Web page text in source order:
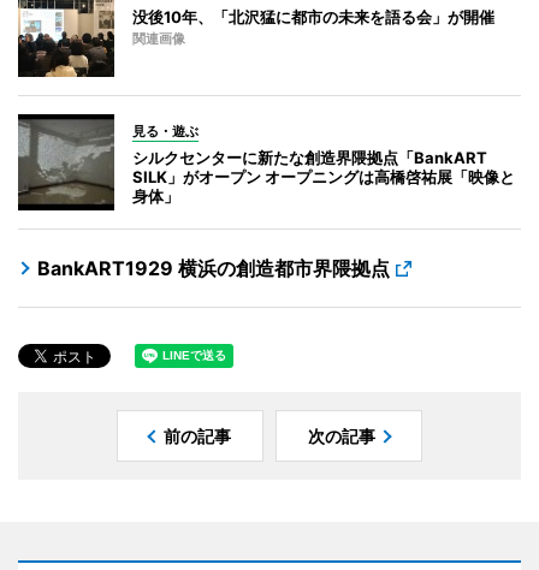
没後10年、「北沢猛に都市の未来を語る会」が開催
関連画像
見る・遊ぶ
シルクセンターに新たな創造界隈拠点「BankART
SILK」がオープン オープニングは高橋啓祐展「映像と
身体」
BankART1929 横浜の創造都市界隈拠点
前の記事 次の記事